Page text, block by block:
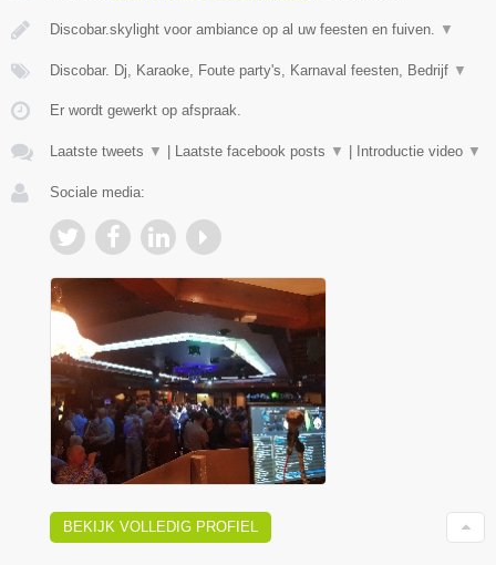
Discobar.skylight voor ambiance op al uw feesten en fuiven. ▼
Discobar. Dj, Karaoke, Foute party's, Karnaval feesten, Bedrijf ▼
Er wordt gewerkt op afspraak.
Laatste tweets ▼ Laatste facebook posts ▼ Introductie video ▼
Sociale media:
BEKIJK VOLLEDIG PROFIEL